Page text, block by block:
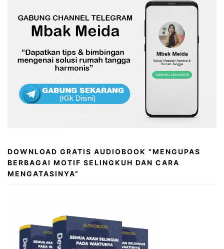
DOWNLOAD GRATIS AUDIOBOOK “MENGUPAS
BERBAGAI MOTIF SELINGKUH DAN CARA
MENGATASINYA”